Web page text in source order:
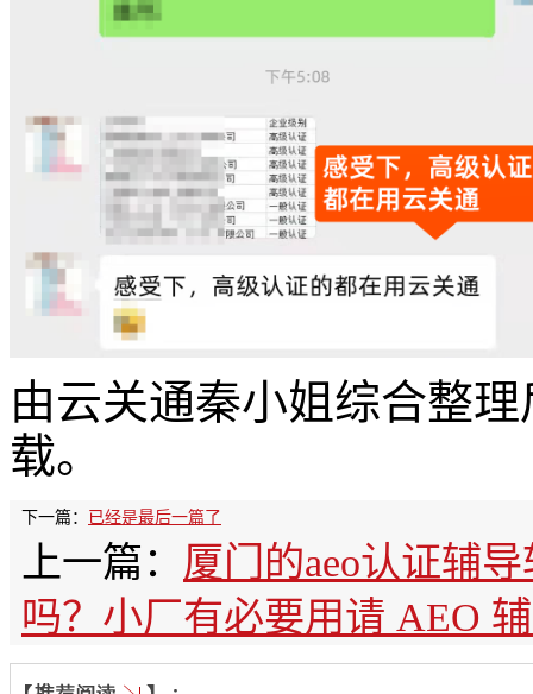
由云关通秦小姐综合整
载。
下一篇： 已经是最后一篇了
上一篇： 厦门的aeo认证辅
吗？小厂有必要用请 AEO